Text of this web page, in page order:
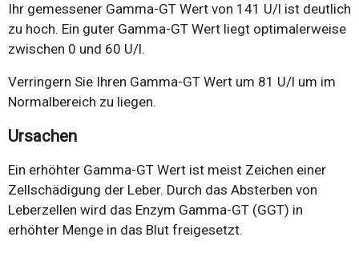
Ihr gemessener Gamma-GT Wert von 141 U/l ist deutlich
zu hoch. Ein guter Gamma-GT Wert liegt optimalerweise
zwischen 0 und 60 U/l.
Verringern Sie Ihren Gamma-GT Wert um 81 U/l um im
Normalbereich zu liegen.
Ursachen
Ein erhöhter Gamma-GT Wert ist meist Zeichen einer
Zellschädigung der Leber. Durch das Absterben von
Leberzellen wird das Enzym Gamma-GT (GGT) in
erhöhter Menge in das Blut freigesetzt.